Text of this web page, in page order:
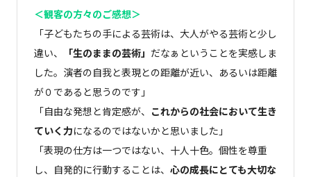
＜観客の方々のご感想＞
「子どもたちの手による芸術は、大人がやる芸術と少し
違い、
「生のままの芸術」 だなぁということを実感しま
した。演者の自我と表現との距離が近い、あるいは距離
が０であると思うのです」
「自由な発想と肯定感が、 これからの社会において生き
ていく力になるのではないかと思いました」
「表現の仕方は一つではない、十人十色。個性を尊重
し、自発的に行動することは、 心の成長にとても大切な